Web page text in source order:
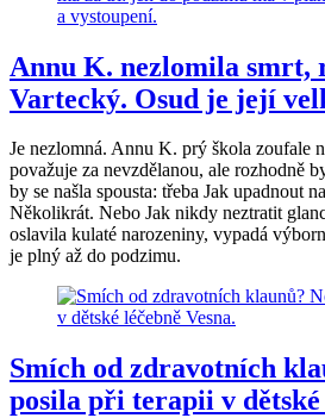
Annu K. nezlomila smrt,
Vartecký. Osud je její
Je nezlomná. Annu K. prý škola zoufale
považuje za nevzdělanou, ale rozhodně
by se našla spousta: třeba Jak upadnout
Několikrát. Nebo Jak nikdy neztratit
oslavila kulaté narozeniny, vypadá
je plný až do podzimu.
Smích od zdravotních
posila při terapii v dětské